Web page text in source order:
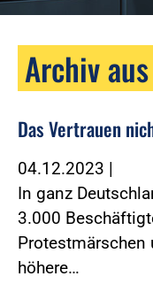
Archiv
Das Vertrauen
04.12.2023 |
In ganz
3.000
Protestmärschen
höhere…